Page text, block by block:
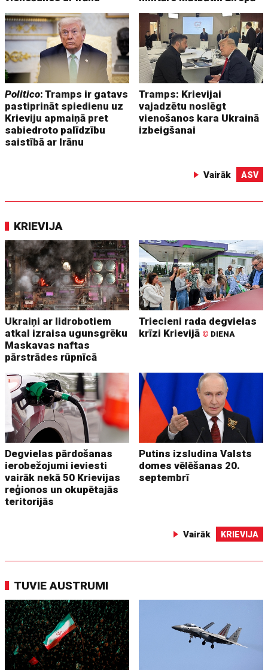
Politico: Tramps ir gatavs
pastiprināt spiedienu uz
Krieviju apmaiņā pret
sabiedroto palīdzību
saistībā ar Irānu
Tramps: Krievijai
vajadzētu noslēgt
vienošanos kara Ukrainā
izbeigšanai
Vairāk ASV
KRIEVIJA
Ukraiņi ar lidrobotiem
atkal izraisa ugunsgrēku
Maskavas naftas
pārstrādes rūpnīcā
Triecieni rada degvielas
krīzi Krievijā © DIENA
Degvielas pārdošanas
ierobežojumi ieviesti
vairāk nekā 50 Krievijas
reģionos un okupētajās
teritorijās
Putins izsludina Valsts
domes vēlēšanas 20.
septembrī
Vairāk KRIEVIJA
TUVIE AUSTRUMI